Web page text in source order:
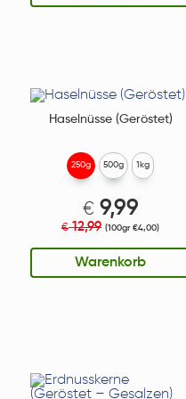
Haselnüsse (Geröstet)
250g
€ 9,99
€12,99 (100gr €4,00)
Warenkorb
500g 1kg